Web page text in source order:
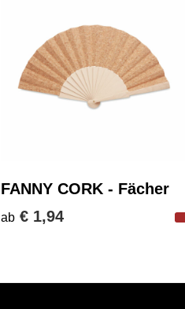
FANNY CORK - Fächer
ab € 1,94